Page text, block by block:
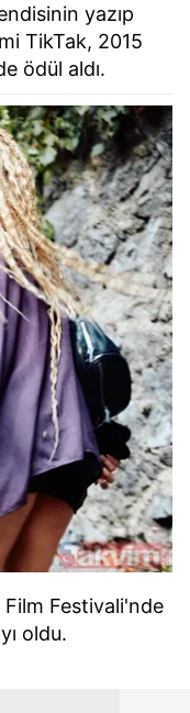
yazıp
TikTak, 2015
ödül aldı.
Festivali'nde
oldu.